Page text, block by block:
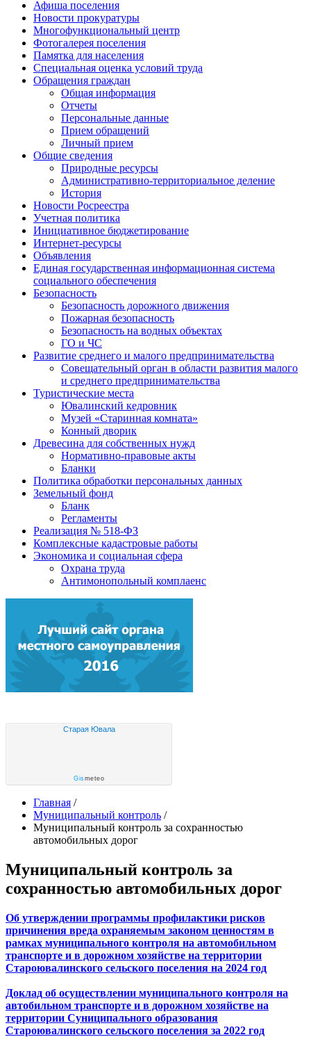
Афиша поселения
Новости прокуратуры
Многофункциональный центр
Фотогалерея поселения
Памятка для населения
Специальная оценка условий труда
Обращения граждан
Общая информация
Отчеты
Персональные данные
Прием обращений
Личный прием
Общие сведения
Природные ресурсы
Административно-территориальное деление
История
Новости Росреестра
Учетная политика
Инициативное бюджетирование
Интернет-ресурсы
Объявления
Единая государственная информационная система
социального обеспечения
Безопасность
Безопасность дорожного движения
Пожарная безопасность
Безопасность на водных объектах
ГО и ЧС
Развитие среднего и малого предпринимательства
Совещательный орган в области развития малого
и среднего предпринимательства
Туристические места
Ювалинский кедровник
Музей «Старинная комната»
Конный дворик
Древесина для собственных нужд
Нормативно-правовые акты
Бланки
Политика обработки персональных данных
Земельный фонд
Бланк
Регламенты
Реализация № 518-ФЗ
Комплексные кадастровые работы
Экономика и социальная сфера
Охрана труда
Антимонопольный комплаенс
Старая Ювала
Gismeteo
Главная /
Муниципальный контроль /
Муниципальный контроль за сохранностью
автомобильных дорог
Муниципальный контроль за
сохранностью автомобильных дорог
Об утверждении программы профилактики рисков
причинения вреда охраняемым законом ценностям в
рамках муниципального контроля на автомобильном
транспорте и в дорожном хозяйстве на территории
Староювалинского сельского поселения на 2024 год
Доклад об осуществлении муниципального контроля на
автобильном транспорте и в дорожном хозяйстве на
территории Суниципального образования
Староювалинского сельского поселения за 2022 год